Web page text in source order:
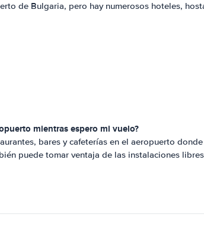
de Bulgaria, pero hay numerosos hoteles,
mientras espero mi vuelo?
bares y cafeterías en el aeropuerto
puede tomar ventaja de las instalaciones